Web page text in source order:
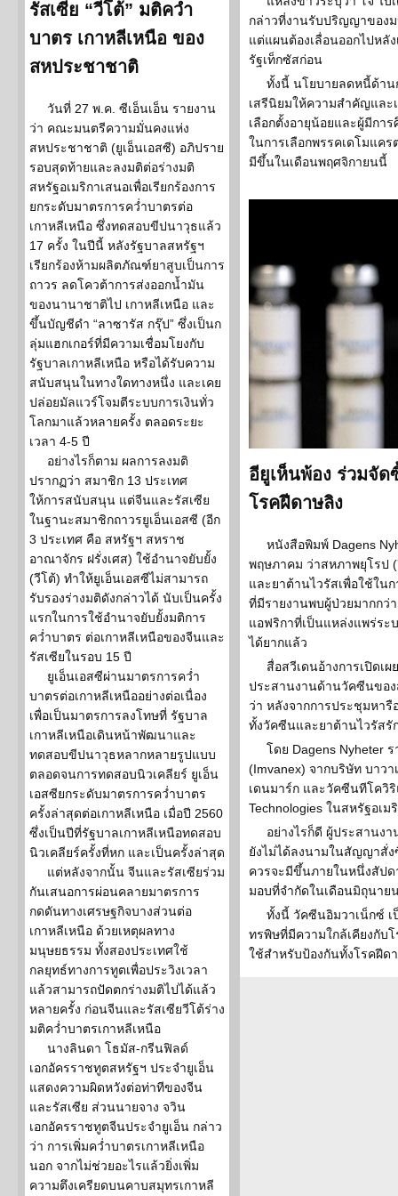
รัสเซีย “วีโต้” มติคว่ำ
บาตร เกาหลีเหนือ ของ
สหประชาชาติ
วันที่ 27 พ.ค. ซีเอ็นเอ็น รายงาน
ว่า คณะมนตรีความมั่นคงแห่ง
สหประชาชาติ (ยูเอ็นเอสซี) อภิปราย
รอบสุดท้ายและลงมติต่อร่างมติ
สหรัฐอเมริกาเสนอเพื่อเรียกร้องการ
ยกระดับมาตรการคว่ำบาตรต่อ
เกาหลีเหนือ ซึ่งทดสอบขีปนาวุธแล้ว
17 ครั้ง ในปีนี้ หลังรัฐบาลสหรัฐฯ
เรียกร้องห้ามผลิตภัณฑ์ยาสูบเป็นการ
ถาวร ลดโควต้าการส่งออกน้ำมัน
ของนานาชาติไป เกาหลีเหนือ และ
ขึ้นบัญชีดำ “ลาซารัส กรุ๊ป” ซึ่งเป็นก
ลุ่มแฮกเกอร์ที่มีความเชื่อมโยงกับ
รัฐบาลเกาหลีเหนือ หรือได้รับความ
สนับสนุนในทางใดทางหนึ่ง และเคย
ปล่อยมัลแวร์โจมตีระบบการเงินทั่ว
โลกมาแล้วหลายครั้ง ตลอดระยะ
เวลา 4-5 ปี
อย่างไรก็ตาม ผลการลงมติ
ปรากฏว่า สมาชิก 13 ประเทศ
ให้การสนับสนุน แต่จีนและรัสเซีย
ในฐานะสมาชิกถาวรยูเอ็นเอสซี (อีก
3 ประเทศ คือ สหรัฐฯ สหราช
อาณาจักร ฝรั่งเศส) ใช้อำนาจยับยั้ง
(วีโต้) ทำให้ยูเอ็นเอสซีไม่สามารถ
รับรองร่างมติดังกล่าวได้ นับเป็นครั้ง
แรกในการใช้อำนาจยับยั้งมติการ
คว่ำบาตร ต่อเกาหลีเหนือของจีนและ
รัสเซียในรอบ 15 ปี
ยูเอ็นเอสซีผ่านมาตรการคว่ำ
บาตรต่อเกาหลีเหนืออย่างต่อเนื่อง
เพื่อเป็นมาตรการลงโทษที่ รัฐบาล
เกาหลีเหนือเดินหน้าพัฒนาและ
ทดสอบขีปนาวุธหลากหลายรูปแบบ
ตลอดจนการทดสอบนิวเคลียร์ ยูเอ็น
เอสซียกระดับมาตรการคว่ำบาตร
ครั้งล่าสุดต่อเกาหลีเหนือ เมื่อปี 2560
ซึ่งเป็นปีที่รัฐบาลเกาหลีเหนือทดสอบ
นิวเคลียร์ครั้งที่หก และเป็นครั้งล่าสุด
แต่หลังจากนั้น จีนและรัสเซียร่วม
กันเสนอการผ่อนคลายมาตรการ
กดดันทางเศรษฐกิจบางส่วนต่อ
เกาหลีเหนือ ด้วยเหตุผลทาง
มนุษยธรรม ทั้งสองประเทศใช้
กลยุทธ์ทางการทูตเพื่อประวิงเวลา
แล้วสามารถปัดตกร่างมติไปได้แล้ว
หลายครั้ง ก่อนจีนและรัสเซียวีโต้ร่าง
มติคว่ำบาตรเกาหลีเหนือ
นางลินดา โธมัส-กรีนฟิลด์
เอกอัครราชทูตสหรัฐฯ ประจำยูเอ็น
แสดงความผิดหวังต่อท่าทีของจีน
และรัสเซีย ส่วนนายจาง จวิน
เอกอัครราชทูตจีนประจำยูเอ็น กล่าว
ว่า การเพิ่มคว่ำบาตรเกาหลีเหนือ
นอก จากไม่ช่วยอะไรแล้วยิ่งเพิ่ม
ความตึงเครียดบนคาบสมุทรเกาหลี
กล่าวที่งานรับปริญญาของ
แต่แผนต้องเลื่อนออกไปหลั
รัฐเท็กซัสก่อน
ทั้งนี้ นโยบายลดหนี้ด้าน
เสรีนิยมให้ความสำคัญและ
เลือกตั้งอายุน้อยและผู้มีกา
ในการเลือกพรรคเดโมแค
มีขึ้นในเดือนพฤศจิกายนนี้
อียูเห็นพ้อง ร่วมจั
โรคฝีดาษลิง
หนังสือพิมพ์ Dagens
พฤษภาคม ว่าสหภาพยุโรป
และยาต้านไวรัสเพื่อใช้ใน
ที่มีรายงานพบผู้ป่วยมากกว่
แอฟริกาที่เป็นแหล่งแพร่ระ
ได้ยากแล้ว
สื่อสวีเดนอ้างการเปิดเ
ประสานงานด้านวัคซีนของ
ว่า หลังจากการประชุมหา
ทั้งวัคซีนและยาต้านไวรัสรั
โดย Dagens Nyheter
(Imvanex) จากบริษัท บาว
เดนมาร์ก และวัคซีนทีโควิ
Technologies ในสหรัฐอเม
อย่างไรก็ดี ผู้ประสานง
ยังไม่ได้ลงนามในสัญญาสั่
ควรจะมีขึ้นภายในหนึ่งสัป
มอบที่จำกัดในเดือนมิถุนาย
ทั้งนี้ วัคซีนอิมวาเน็กซ์
ทรพิษที่มีความใกล้เคียงกับ
ใช้สำหรับป้องกันทั้งโรคฝีด